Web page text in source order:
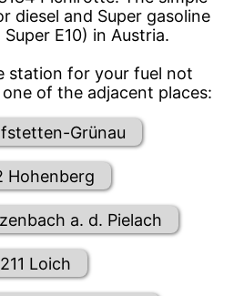
diesel and Super gasoline
E10) in Austria.
station for your fuel not
of the adjacent places:
Grünau
Hohenberg
a. d. Pielach
Loich